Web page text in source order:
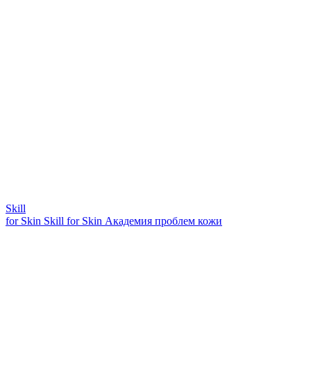
Skill
for Skin Skill for Skin Академия проблем кожи